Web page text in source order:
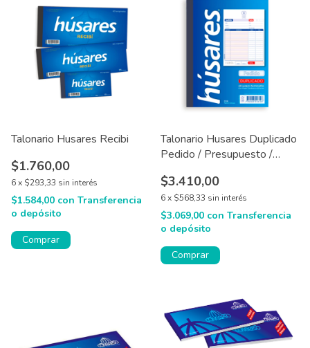
Talonario Husares Recibi
$1.760,00
6x $293,33 sin interés
$1.584,00 con Transferencia
o depósito
Comprar
Talonario Husares Duplicado
Pedido / Presupuesto /
$3.410,00
6x $568,33 sin interés
$3.069,00 con Transferencia
o depósito
Comprar